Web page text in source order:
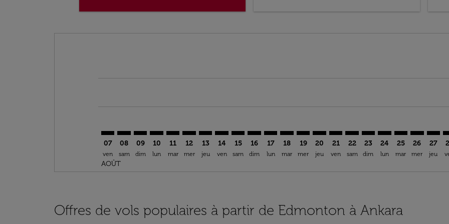
07
ven
AOÛT
08
sam
09
dim
10
lun
11
mar
12
mer
13
jeu
14
ven
15
sam
16
dim
17
lun
18
mar
YEG–ESB: cmp-view-offers-disclaimer.
19
mer
YEG–ESB: cmp-view-offers-
20
jeu
YEG–ESB: cmp-view-offers-
21
ven
YEG–ESB: cmp-view-
22
sam
YEG–ESB: cmp-view-
23
dim
YEG–ESB: cmp-
24
lun
YEG–ESB:
25
mar
26
mer
27
jeu
Offres de vols populaires à partir de Edmonton à Ankara